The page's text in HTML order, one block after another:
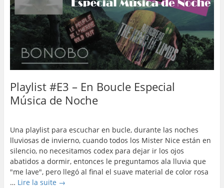
Playlist #E3 – En Boucle Especial
Música de Noche
Una playlist para escuchar en bucle, durante las noches
lluviosas de invierno, cuando todos los Mister Nice están en
silencio, no necesitamos codex para dejar ir los ojos
abatidos a dormir, entonces le preguntamos ala lluvia que
"me lave", pero llegó al final el suave material de color rosa
… Lire la suite →